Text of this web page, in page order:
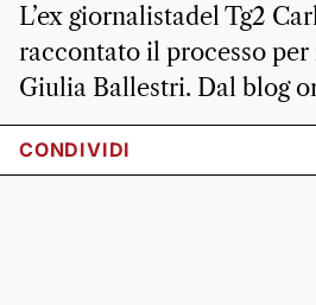
L’ex giornalistadel Tg2
raccontato il processo
Giulia Ballestri. Dal blog
CONDIVIDI